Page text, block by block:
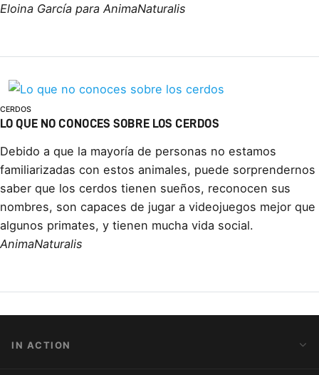
Eloina García para AnimaNaturalis
CERDOS
LO QUE NO CONOCES SOBRE LOS CERDOS
Debido a que la mayorí­a de personas no estamos
familiarizadas con estos animales, puede sorprendernos
saber que los cerdos tienen sueños, reconocen sus
nombres, son capaces de jugar a videojuegos mejor que
algunos primates, y tienen mucha vida social.
AnimaNaturalis
IN ACTION